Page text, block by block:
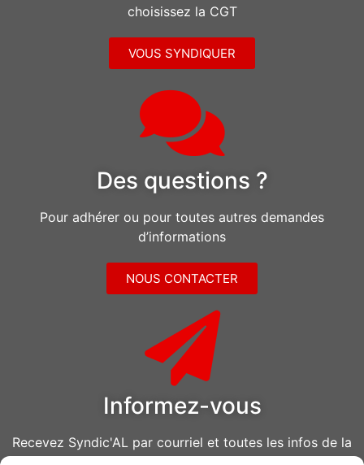
choisissez la CGT
VOUS SYNDIQUER
Des questions ?
Pour adhérer ou pour toutes autres demandes
d’informations
NOUS CONTACTER
Informez-vous
Recevez Syndic'AL par courriel et toutes les infos de la